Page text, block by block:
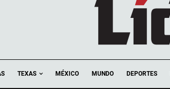
TEXAS MÉXICO MUNDO DEPORTES